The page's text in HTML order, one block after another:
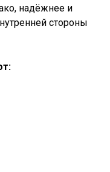
надёжнее и
стороны